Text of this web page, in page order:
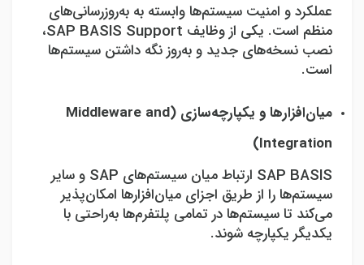
عملکرد و امنیت سیستم‌ها وابسته به به‌روزرسانی‌های
منظم است. یکی از وظایف SAP BASIS Support،
نصب نسخه‌های جدید و به‌روز نگه داشتن سیستم‌ها
است.
میان‌افزارها و یکپارچه‌سازی (Middleware and
Integration
)
SAP BASIS ارتباط میان سیستم‌های SAP و سایر
سیستم‌ها را از طریق اجزای میان‌افزارها امکان‌پذیر
می‌کند تا سیستم‌ها در تمامی پلتفرم‌ها به‌راحتی با
یکدیگر یکپارچه شوند.